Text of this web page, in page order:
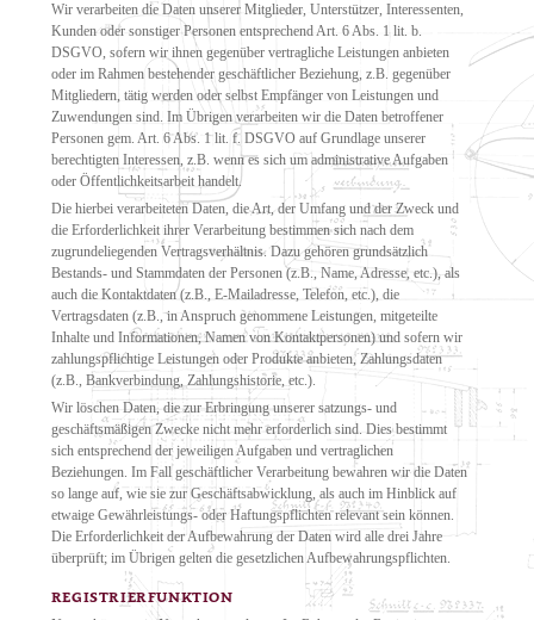
Wir verarbeiten die Daten unserer Mitglieder, Unterstützer, Interessenten,
Kunden oder sonstiger Personen entsprechend Art. 6 Abs. 1 lit. b.
DSGVO, sofern wir ihnen gegenüber vertragliche Leistungen anbieten
oder im Rahmen bestehender geschäftlicher Beziehung, z.B. gegenüber
Mitgliedern, tätig werden oder selbst Empfänger von Leistungen und
Zuwendungen sind. Im Übrigen verarbeiten wir die Daten betroffener
Personen gem. Art. 6 Abs. 1 lit. f. DSGVO auf Grundlage unserer
berechtigten Interessen, z.B. wenn es sich um administrative Aufgaben
oder Öffentlichkeitsarbeit handelt.
Die hierbei verarbeiteten Daten, die Art, der Umfang und der Zweck und
die Erforderlichkeit ihrer Verarbeitung bestimmen sich nach dem
zugrundeliegenden Vertragsverhältnis. Dazu gehören grundsätzlich
Bestands- und Stammdaten der Personen (z.B., Name, Adresse, etc.), als
auch die Kontaktdaten (z.B., E-Mailadresse, Telefon, etc.), die
Vertragsdaten (z.B., in Anspruch genommene Leistungen, mitgeteilte
Inhalte und Informationen, Namen von Kontaktpersonen) und sofern wir
zahlungspflichtige Leistungen oder Produkte anbieten, Zahlungsdaten
(z.B., Bankverbindung, Zahlungshistorie, etc.).
Wir löschen Daten, die zur Erbringung unserer satzungs- und
geschäftsmäßigen Zwecke nicht mehr erforderlich sind. Dies bestimmt
sich entsprechend der jeweiligen Aufgaben und vertraglichen
Beziehungen. Im Fall geschäftlicher Verarbeitung bewahren wir die Daten
so lange auf, wie sie zur Geschäftsabwicklung, als auch im Hinblick auf
etwaige Gewährleistungs- oder Haftungspflichten relevant sein können.
Die Erforderlichkeit der Aufbewahrung der Daten wird alle drei Jahre
überprüft; im Übrigen gelten die gesetzlichen Aufbewahrungspflichten.
REGISTRIERFUNKTION